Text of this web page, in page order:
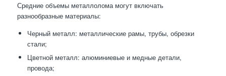
Средние объемы металлолома могут включать
разнообразные материалы:
Черный металл: металлические рамы, трубы, обрезки
стали;
Цветной металл: алюминиевые и медные детали,
провода;